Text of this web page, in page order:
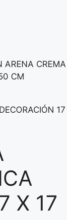
ARENA CREMA
CM
X 17